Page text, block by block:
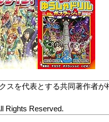
スを代表とする共同著作者
Rights Reserved.